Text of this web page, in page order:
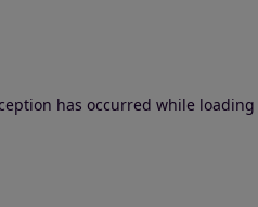
has occurred while loading